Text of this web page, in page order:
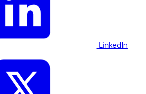
LinkedIn